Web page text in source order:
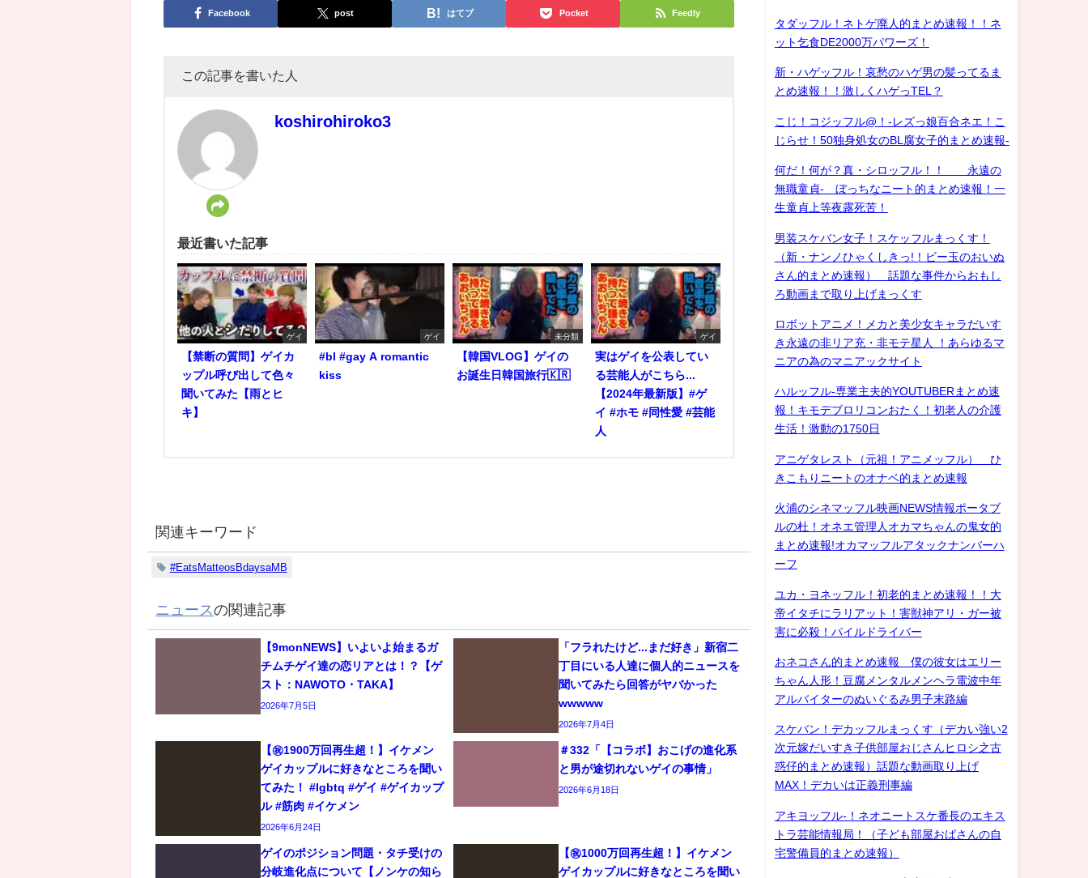
Facebook post はてブ Pocket Feedly
この記事を書いた人
koshirohiroko3
最近書いた記事
ゲイ
【禁断の質問】ゲイカ
ップル呼び出して色々
聞いてみた【雨とヒ
キ】
ゲイ
#bl #gay A romantic
kiss
未分類
【韓国VLOG】ゲイの
お誕生日韓国旅行🇰🇷
ゲイ
実はゲイを公表してい
る芸能人がこちら...
【2024年最新版】#ゲ
イ #ホモ #同性愛 #芸能
人
関連キーワード
#EatsMatteosBdaysaMB
ニュースの関連記事
【9monNEWS】いよいよ始まるガ
チムチゲイ達の恋リアとは！？【ゲ
スト：NAWOTO・TAKA】
2026年7月5日
「フラれたけど...まだ好き」新宿二
丁目にいる人達に個人的ニュースを
聞いてみたら回答がヤバかった
wwwww
2026年7月4日
【㊗️1900万回再生超！】イケメン
ゲイカップルに好きなところを聞い
てみた！ #lgbtq #ゲイ #ゲイカップ
ル #筋肉 #イケメン
2026年6月24日
＃332「【コラボ】おこげの進化系
と男が途切れないゲイの事情」
2026年6月18日
ゲイのポジション問題・タチ受けの
分岐進化点について【ノンケの知ら
【㊗️1000万回再生超！】イケメン
ゲイカップルに好きなところを聞い
タダッフル！ネトゲ廃人的まとめ速報！！ネ
ット乞食DE2000万パワーズ！
新・ハゲッフル！哀愁のハゲ男の髪ってるま
とめ速報！！激しくハゲっTEL？
こじ！コジッフル@！-レズっ娘百合ネエ！こ
じらせ！50独身処女のBL腐女子的まとめ速報-
何だ！何が？真・シロッフル！！ 永遠の
無職童貞- ぼっちなニート的まとめ速報！一
生童貞上等夜露死苦！
男装スケバン女子！スケッフルまっくす！
（新・ナンノひゃくしきっ!！ビー玉のおいぬ
さん的まとめ速報） 話題な事件からおもし
ろ動画まで取り上げまっくす
ロボットアニメ！メカと美少女キャラだいす
き永遠の非リア充・非モテ星人 ！あらゆるマ
ニアの為のマニアックサイト
ハルッフル-専業主夫的YOUTUBERまとめ速
報！キモデブロリコンおたく！初老人の介護
生活！激動の1750日
アニゲタレスト（元祖！アニメッフル） ひ
きこもりニートのオナベ的まとめ速報
火浦のシネマッフル映画NEWS情報ポータブ
ルの杜！オネエ管理人オカマちゃんの鬼女的
まとめ速報!オカマッフルアタックナンバーハ
ーフ
ユカ・ヨネッフル！初老的まとめ速報！！大
帝イタチにラリアット！害獣神アリ・ガー被
害に必殺！パイルドライバー
おネコさん的まとめ速報 僕の彼女はエリー
ちゃん人形！豆腐メンタルメンヘラ電波中年
アルバイターのぬいぐるみ男子末路編
スケバン！デカッフルまっくす（デカい強い2
次元嫁だいすき子供部屋おじさんヒロシ之古
惑仔的まとめ速報）話題な動画取り上げ
MAX！デカいは正義刑事編
アキヨッフル-！ネオニートスケ番長のエキス
トラ芸能情報局！（子ども部屋おばさんの自
宅警備員的まとめ速報）